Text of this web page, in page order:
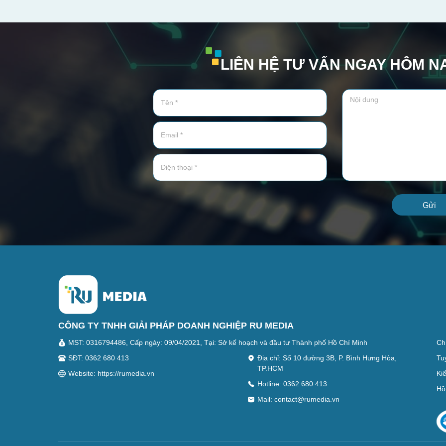
LIÊN HỆ TƯ VẤN NGAY HÔM
Gửi
CÔNG TY TNHH GIẢI PHÁP DOANH NGHIỆP RU MEDIA
MST: 0316794486, Cấp ngày: 09/04/2021, Tại: Sở kế hoạch và đầu tư Thành phố Hồ Chí Minh
SĐT: 0362 680 413
Website: https://rumedia.vn
Địa chỉ: Số 10 đường 3B, P. Bình Hưng Hòa,
TP.HCM
Hotline: 0362 680 413
Mail: contact@rumedia.vn